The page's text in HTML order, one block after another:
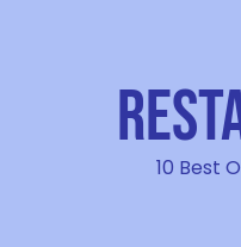
10 Best